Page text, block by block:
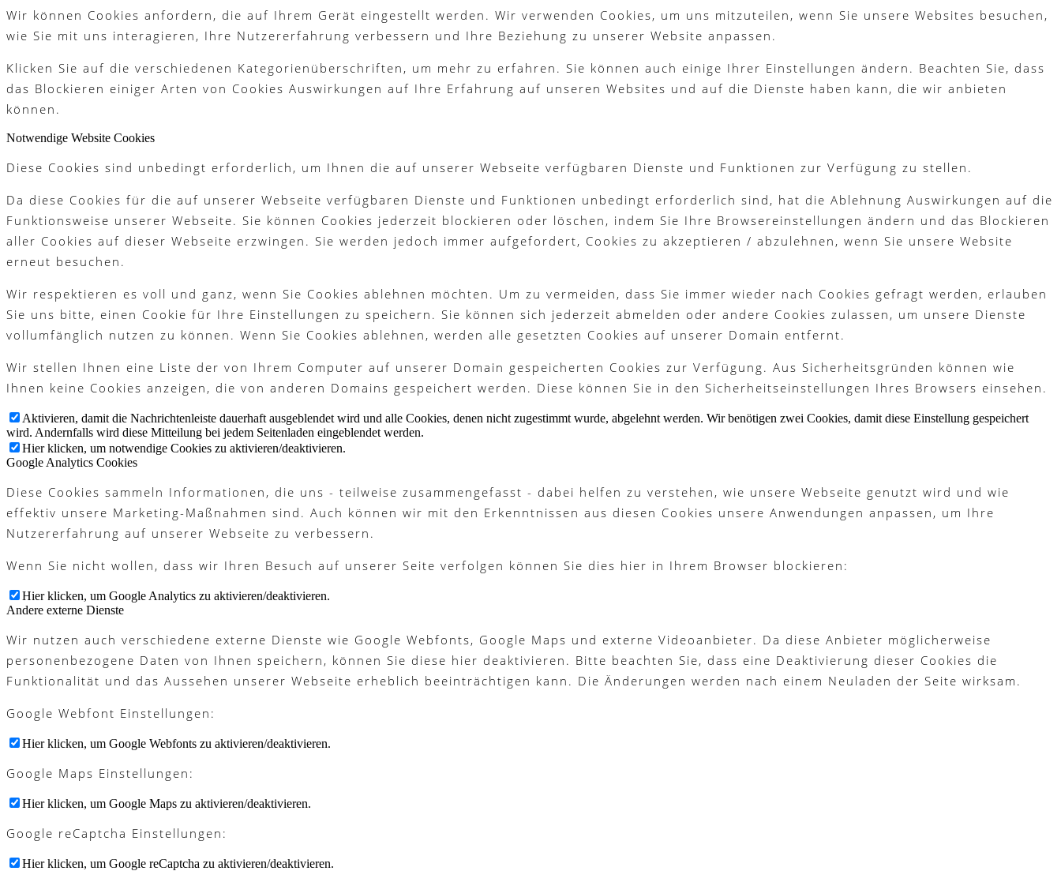
Akademie
Schnupperjahr
Platzreife
Kurse
Wir können Cookies anfordern, die auf Ihrem Gerät eingestellt werden. Wir verwenden Cookies, um uns mitzuteilen, wenn Sie unsere Websites besuchen,
wie Sie mit uns interagieren, Ihre Nutzererfahrung verbessern und Ihre Beziehung zu unserer Website anpassen.
Klicken Sie auf die verschiedenen Kategorienüberschriften, um mehr zu erfahren. Sie können auch einige Ihrer Einstellungen ändern. Beachten Sie, dass
das Blockieren einiger Arten von Cookies Auswirkungen auf Ihre Erfahrung auf unseren Websites und auf die Dienste haben kann, die wir anbieten
können.
Notwendige Website Cookies
Diese Cookies sind unbedingt erforderlich, um Ihnen die auf unserer Webseite verfügbaren Dienste und Funktionen zur Verfügung zu stellen.
Da diese Cookies für die auf unserer Webseite verfügbaren Dienste und Funktionen unbedingt erforderlich sind, hat die Ablehnung Auswirkungen auf die
Funktionsweise unserer Webseite. Sie können Cookies jederzeit blockieren oder löschen, indem Sie Ihre Browsereinstellungen ändern und das Blockieren
aller Cookies auf dieser Webseite erzwingen. Sie werden jedoch immer aufgefordert, Cookies zu akzeptieren / abzulehnen, wenn Sie unsere Website
erneut besuchen.
Wir respektieren es voll und ganz, wenn Sie Cookies ablehnen möchten. Um zu vermeiden, dass Sie immer wieder nach Cookies gefragt werden, erlauben
Sie uns bitte, einen Cookie für Ihre Einstellungen zu speichern. Sie können sich jederzeit abmelden oder andere Cookies zulassen, um unsere Dienste
vollumfänglich nutzen zu können. Wenn Sie Cookies ablehnen, werden alle gesetzten Cookies auf unserer Domain entfernt.
Wir stellen Ihnen eine Liste der von Ihrem Computer auf unserer Domain gespeicherten Cookies zur Verfügung. Aus Sicherheitsgründen können wie
Ihnen keine Cookies anzeigen, die von anderen Domains gespeichert werden. Diese können Sie in den Sicherheitseinstellungen Ihres Browsers einsehen.
Aktivieren, damit die Nachrichtenleiste dauerhaft ausgeblendet wird und alle Cookies, denen nicht zugestimmt wurde, abgelehnt werden. Wir benötigen zwei Cookies, damit diese Einstellung gespeichert
wird. Andernfalls wird diese Mitteilung bei jedem Seitenladen eingeblendet werden.
Hier klicken, um notwendige Cookies zu aktivieren/deaktivieren.
Google Analytics Cookies
Diese Cookies sammeln Informationen, die uns - teilweise zusammengefasst - dabei helfen zu verstehen, wie unsere Webseite genutzt wird und wie
effektiv unsere Marketing-Maßnahmen sind. Auch können wir mit den Erkenntnissen aus diesen Cookies unsere Anwendungen anpassen, um Ihre
Nutzererfahrung auf unserer Webseite zu verbessern.
Wenn Sie nicht wollen, dass wir Ihren Besuch auf unserer Seite verfolgen können Sie dies hier in Ihrem Browser blockieren:
Hier klicken, um Google Analytics zu aktivieren/deaktivieren.
Andere externe Dienste
Wir nutzen auch verschiedene externe Dienste wie Google Webfonts, Google Maps und externe Videoanbieter. Da diese Anbieter möglicherweise
personenbezogene Daten von Ihnen speichern, können Sie diese hier deaktivieren. Bitte beachten Sie, dass eine Deaktivierung dieser Cookies die
Funktionalität und das Aussehen unserer Webseite erheblich beeinträchtigen kann. Die Änderungen werden nach einem Neuladen der Seite wirksam.
Google Webfont Einstellungen:
Hier klicken, um Google Webfonts zu aktivieren/deaktivieren.
Google Maps Einstellungen:
Hier klicken, um Google Maps zu aktivieren/deaktivieren.
Google reCaptcha Einstellungen:
Hier klicken, um Google reCaptcha zu aktivieren/deaktivieren.